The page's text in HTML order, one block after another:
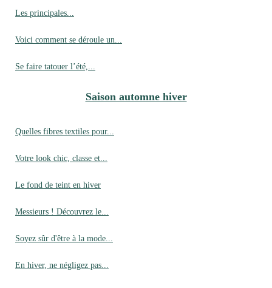
Les principales...
Voici comment se déroule un...
Se faire tatouer l’été,...
Saison automne hiver
Quelles fibres textiles pour...
Votre look chic, classe et...
Le fond de teint en hiver
Messieurs ! Découvrez le...
Soyez sûr d'être à la mode...
En hiver, ne négligez pas...